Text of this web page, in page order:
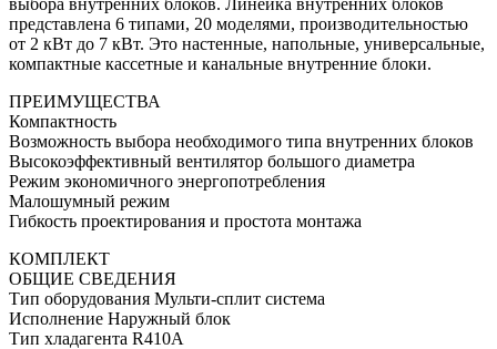
представлена 6 типами, 20 моделями, производительностью
от 2 кВт до 7 кВт. Это настенные, напольные, универсальные,
компактные кассетные и канальные внутренние блоки.
ПРЕИМУЩЕСТВА
Компактность
Возможность выбора необходимого типа внутренних блоков
Высокоэффективный вентилятор большого диаметра
Режим экономичного энергопотребления
Малошумный режим
Гибкость проектирования и простота монтажа
КОМПЛЕКТ
ОБЩИЕ СВЕДЕНИЯ
Тип оборудования Мульти-сплит система
Исполнение Наружный блок
Тип хладагента R410A